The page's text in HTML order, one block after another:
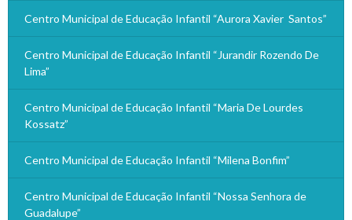
Centro Municipal de Educação Infantil “Aurora Xavier Santos”
Centro Municipal de Educação Infantil “Jurandir Rozendo De
Lima”
Centro Municipal de Educação Infantil “Maria De Lourdes
Kossatz”
Centro Municipal de Educação Infantil “Milena Bonfim”
Centro Municipal de Educação Infantil “Nossa Senhora de
Guadalupe”